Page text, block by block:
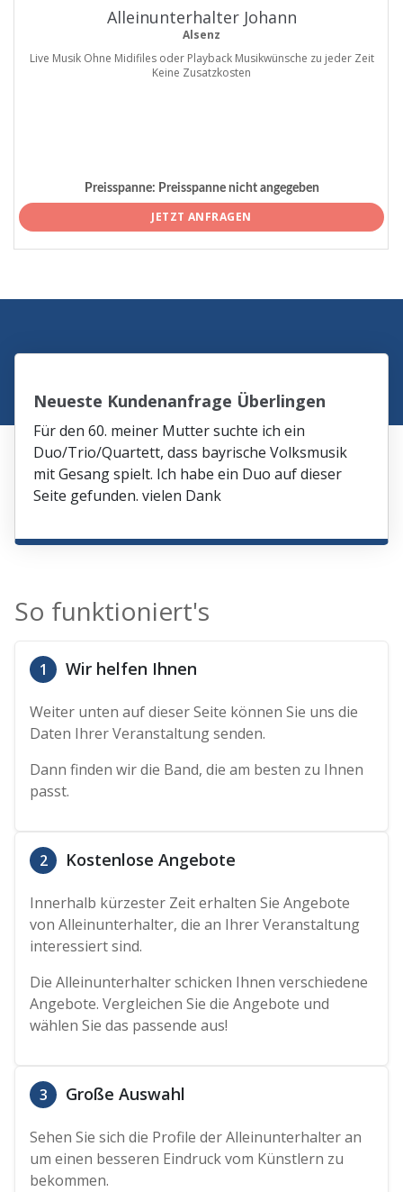
Alleinunterhalter Johann
Alsenz
Live Musik Ohne Midifiles oder Playback Musikwünsche zu jeder Zeit
Keine Zusatzkosten
Preisspanne: Preisspanne nicht angegeben
JETZT ANFRAGEN
Neueste Kundenanfrage Überlingen
Für den 60. meiner Mutter suchte ich ein
Duo/Trio/Quartett, dass bayrische Volksmusik
mit Gesang spielt. Ich habe ein Duo auf dieser
Seite gefunden. vielen Dank
So funktioniert's
1 Wir helfen Ihnen
Weiter unten auf dieser Seite können Sie uns die
Daten Ihrer Veranstaltung senden.
Dann finden wir die Band, die am besten zu Ihnen
passt.
2 Kostenlose Angebote
Innerhalb kürzester Zeit erhalten Sie Angebote
von Alleinunterhalter, die an Ihrer Veranstaltung
interessiert sind.
Die Alleinunterhalter schicken Ihnen verschiedene
Angebote. Vergleichen Sie die Angebote und
wählen Sie das passende aus!
3 Große Auswahl
Sehen Sie sich die Profile der Alleinunterhalter an
um einen besseren Eindruck vom Künstlern zu
bekommen.